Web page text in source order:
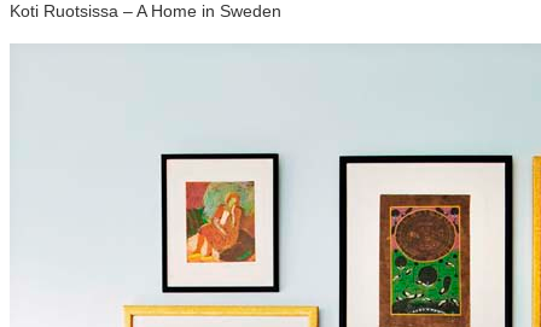
Koti Ruotsissa – A Home in Sweden